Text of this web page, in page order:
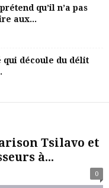
qu’il n’a pas
aux...
qui découle du délit
Tsilavo et
à...
0